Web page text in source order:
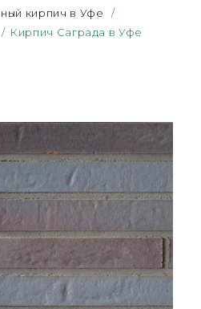
кирпич в Уфе
/
/ Кирпич Саграда в Уфе